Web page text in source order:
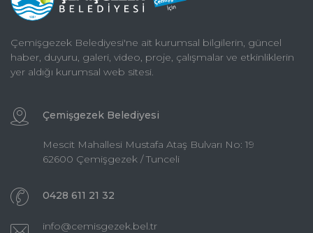
Çemişgezek Belediyesi'ne ait kurumsal bilgilerin, güncel
haber, duyuru, galeri, video, proje, çalışmalar ve etkinliklerin
yer aldığı kurumsal web sitesi.
Çemişgezek Belediyesi
Mescit Mahallesi Mustafa Ataş Bulvarı No: 19
62600 Çemişgezek / Tunceli
0428 611 21 32
info@cemisgezek.bel.tr